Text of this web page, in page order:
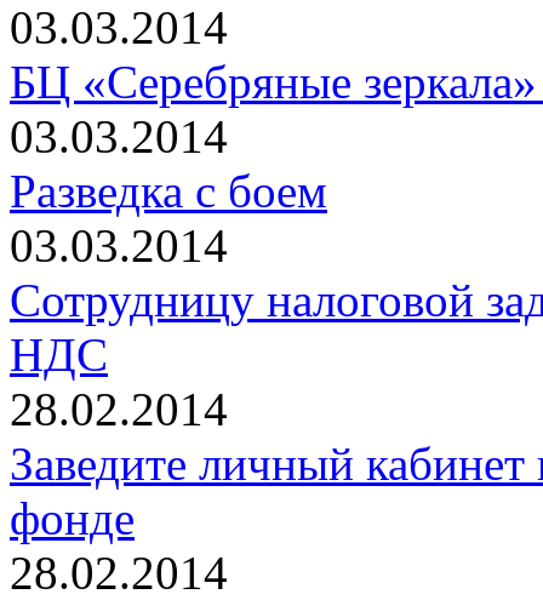
03.03.2014
БЦ «Серебряные
03.03.2014
Разведка с боем
03.03.2014
Сотрудницу налоговой
НДС
28.02.2014
Заведите личный
фонде
28.02.2014